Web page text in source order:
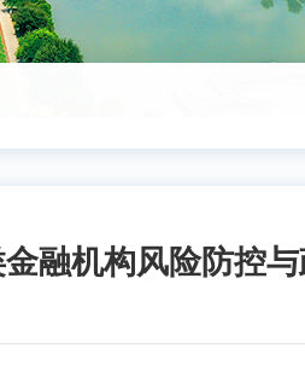
融机构风险防控